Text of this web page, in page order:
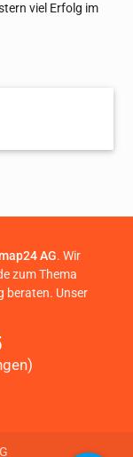
viel Erfolg im
AG. Wir
zum Thema
beraten. Unser